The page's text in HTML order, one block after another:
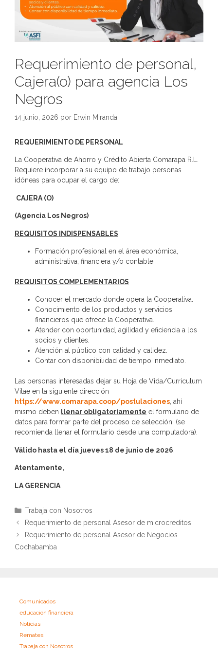
Requerimiento de personal,
Cajera(o) para agencia Los
Negros
14 junio, 2026 por Erwin Miranda
REQUERIMIENTO DE PERSONAL
La Cooperativa de Ahorro y Crédito Abierta Comarapa R.L.
Requiere incorporar a su equipo de trabajo personas
idóneas para ocupar el cargo de:
CAJERA (O)
(Agencia Los Negros)
REQUISITOS INDISPENSABLES
Formación profesional en el área económica,
administrativa, financiera y/o contable.
REQUISITOS COMPLEMENTARIOS
Conocer el mercado donde opera la Cooperativa.
Conocimiento de los productos y servicios
financieros que ofrece la Cooperativa.
Atender con oportunidad, agilidad y eficiencia a los
socios y clientes.
Atención al público con calidad y calidez.
Contar con disponibilidad de tiempo inmediato.
Las personas interesadas dejar su Hoja de Vida/Curriculum
Vitae en la siguiente dirección
https://www.comarapa.coop/postulaciones, ahí
mismo deben llenar obligatoriamente el formulario de
datos para formar parte del proceso de selección. (se
recomienda llenar el formulario desde una computadora).
Válido hasta el día jueves 18 de junio de 2026
Atentamente,
LA GERENCIA
Categorías
Trabaja con Nosotros
Requerimiento de personal Asesor de microcreditos
Requerimiento de personal Asesor de Negocios
Cochabamba
Comunicados
educacion financiera
Noticias
Remates
Trabaja con Nosotros